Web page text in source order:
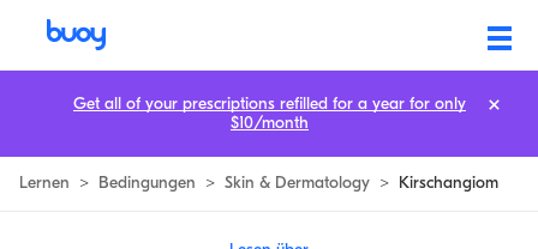
Lernen > Bedingungen > Skin & Dermatology > Kirschangiom
Get all of your prescriptions refilled for a year for only
$10/month